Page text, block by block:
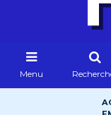
Menu